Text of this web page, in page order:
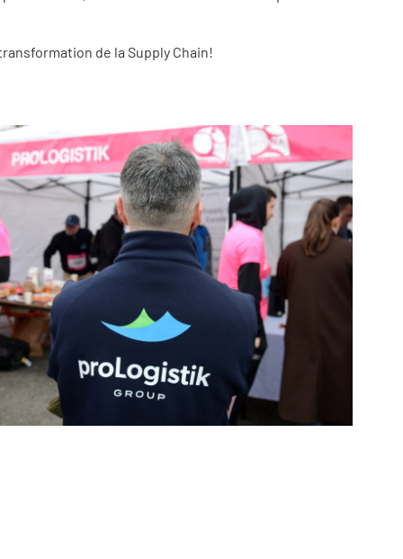
de la Supply Chain!